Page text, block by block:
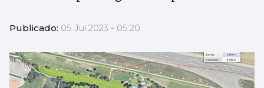
Publicado: 05 Jul 2023 - 05:20